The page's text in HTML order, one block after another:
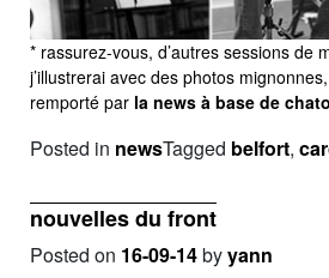
* rassurez-vous, d’autres sessions de
j’illustrerai avec des photos
remporté par la news à base de
Posted in newsTagged belfort,
nouvelles du front
Posted on 16-09-14byyann